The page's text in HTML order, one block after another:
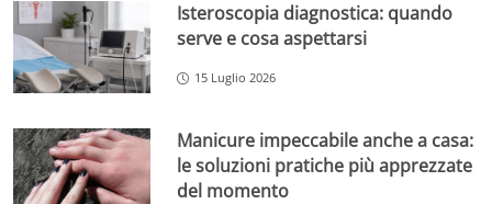
Isteroscopia diagnostica: quando
serve e cosa aspettarsi
15 Luglio 2026
Manicure impeccabile anche a casa:
le soluzioni pratiche più apprezzate
del momento